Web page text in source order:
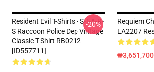
Resident Evil T-Shirts - S-T-A-R-
S Raccoon Police Dep Vintage
Classic T-Shirt RB0212
[ID557711]
-20%
Requiem
LA2207